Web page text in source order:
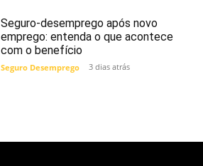
Seguro-desemprego após novo
emprego: entenda o que acontece
com o benefício
Seguro Desemprego 3 dias atrás